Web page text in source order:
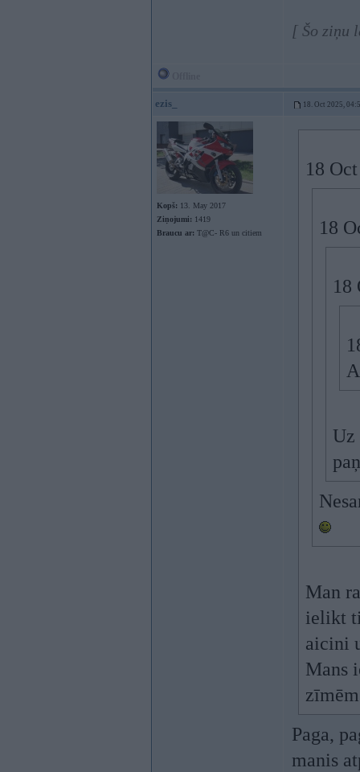
[ Šo ziņu
ezis_ 18. Oct 2025,
Kopš: 13. May 2017
Ziņojumi: 1419
Braucu ar: T@C- R6 un citiem
18
18
18
Uz
Man
ielikt
aicini
Mans
Paga,
manis